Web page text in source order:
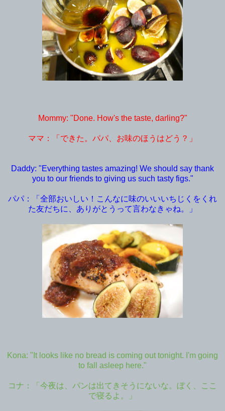
Mommy: "Done. How's the taste, darling?"
ママ：「できた。パパ、お味のほうはどう？」
Daddy: "Everything tastes amazing! We should say thank
you to our friends to giving us such tasty figs."
パパ：「全部おいしい！こんなに味のいいいちじくをくれ
た友だちに、ありがとうって言わなきゃね。」
Kona: "It looks like no bread is coming out tonight. I'm going
to fall asleep here."
コナ：「今夜は、パンは出てきそうにないな。ぼく、ここ
で寝るよ。」